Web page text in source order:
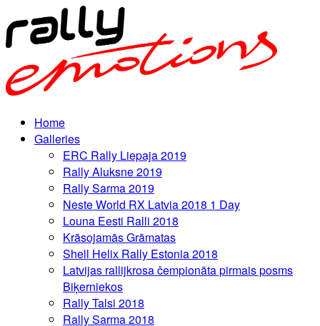
Home
Galleries
ERC Rally Liepaja 2019
Rally Aluksne 2019
Rally Sarma 2019
Neste World RX Latvia 2018 1 Day
Louna Eesti Ralli 2018
Krāsojamās Grāmatas
Shell Helix Rally Estonia 2018
Latvijas rallijkrosa čempionāta pirmais posms
Biķerniekos
Rally Talsi 2018
Rally Sarma 2018